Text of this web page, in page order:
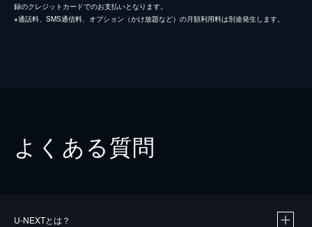
録のクレジットカードでのお支払いとなります。
※通話料、SMS通信料、オプション（かけ放題など）の月額利用料は別途発生します。
よくある質問
U-NEXTとは？